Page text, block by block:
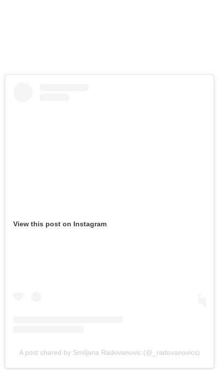
View this post on Instagram
A post shared by Smiljana Radovanovic (@_radovanovics)